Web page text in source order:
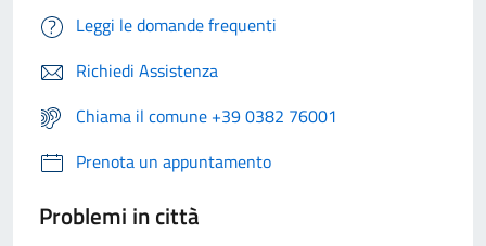
Leggi le domande frequenti
Richiedi Assistenza
Chiama il comune +39 0382 76001
Prenota un appuntamento
Problemi in città